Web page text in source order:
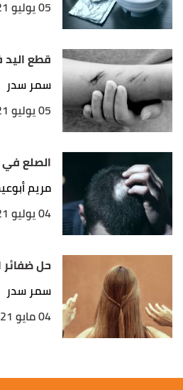
05 يوليو 2021
قطع اليد
سمر سدر
05 يوليو 2021
الصلع في
مريم
04 يوليو 2021
حل ضفائر
سمر سدر
04 مايو 2021